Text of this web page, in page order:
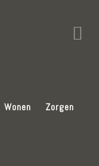
Wonen Zorgen